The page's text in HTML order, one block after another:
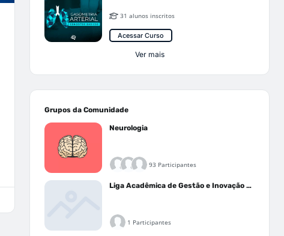
31 alunos inscritos
Acessar Curso
Ver mais
Grupos da Comunidade
Neurologia
93 Participantes
Liga Acadêmica de Gestão e Inovação Médica - LAGIM
1 Participantes